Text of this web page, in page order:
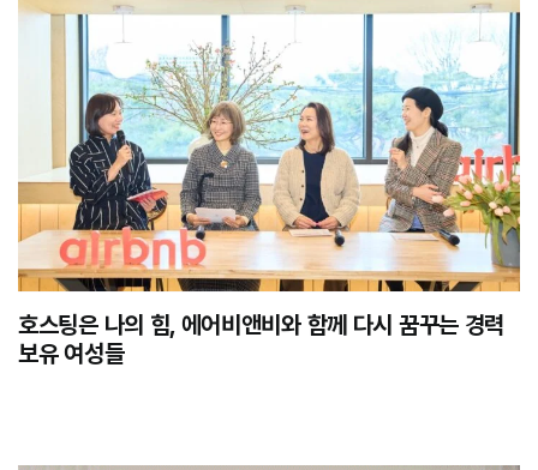
호스팅은 나의 힘, 에어비앤비와 함께 다시 꿈꾸는 경력
보유 여성들